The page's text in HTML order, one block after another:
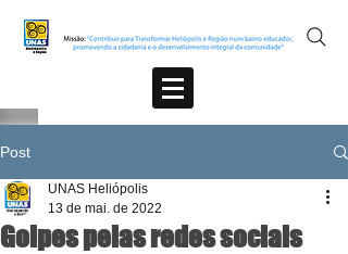
Post
Golpes pelas redes sociais
UNAS Heliópolis
13 de mai. de 2022